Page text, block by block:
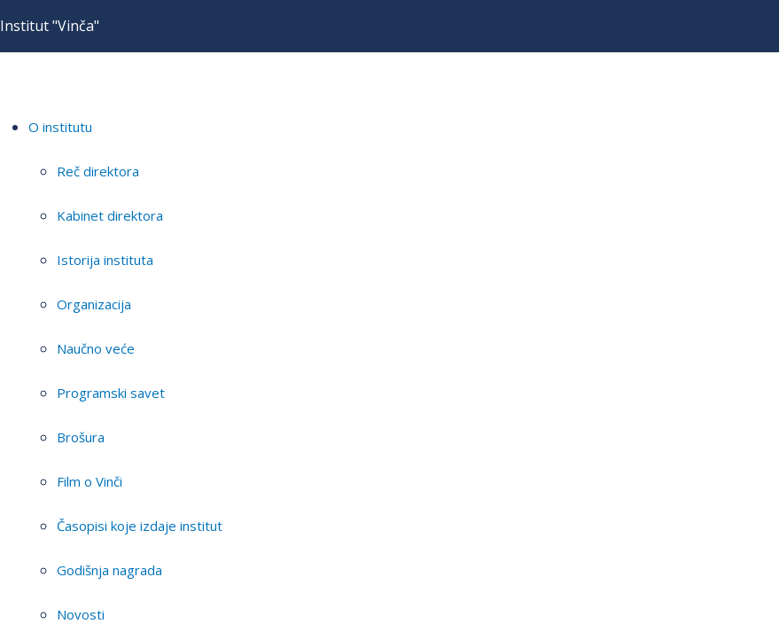
Institut "Vinča"
O institutu
Reč direktora
Kabinet direktora
Istorija instituta
Organizacija
Naučno veće
Programski savet
Brošura
Film o Vinči
Časopisi koje izdaje institut
Godišnja nagrada
Novosti